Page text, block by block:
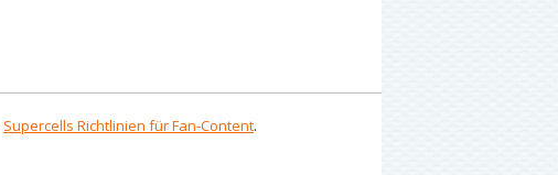
Supercells Richtlinien für Fan-Content.